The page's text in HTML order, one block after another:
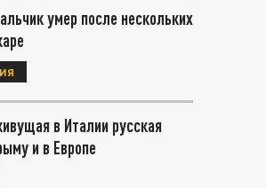
умер после нескольких
в Италии русская
и в Европе